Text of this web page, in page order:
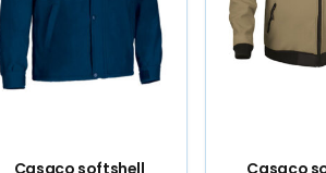
Casaco softshell
Casaco